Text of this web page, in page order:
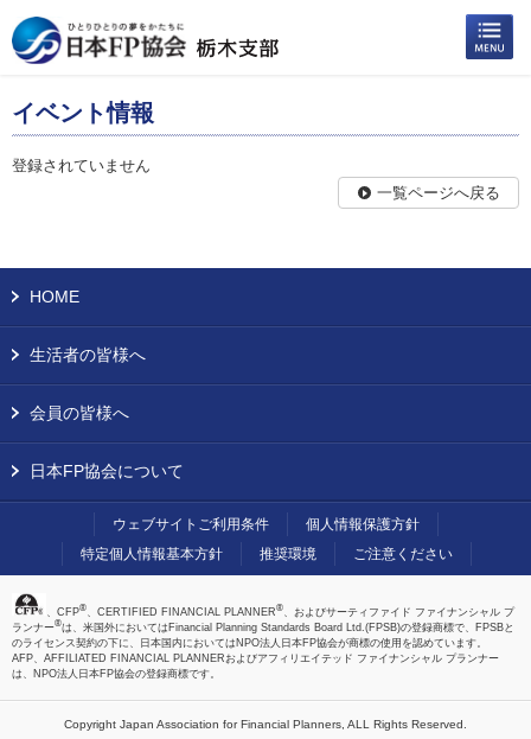
イベント情報
登録されていません
一覧ページへ戻る
HOME
生活者の皆様へ
会員の皆様へ
日本FP協会について
ウェブサイトご利用条件
個人情報保護方針
特定個人情報基本方針
推奨環境 ご注意ください
、CFP®、CERTIFIED FINANCIAL PLANNER®、およびサーティファイド ファイナンシャル プ
ランナー®は、米国外においてはFinancial Planning Standards Board Ltd.(FPSB)の登録商標で、FPSBと
のライセンス契約の下に、日本国内においてはNPO法人日本FP協会が商標の使用を認めています。
AFP、AFFILIATED FINANCIAL PLANNERおよびアフィリエイテッド ファイナンシャル プランナー
は、NPO法人日本FP協会の登録商標です。
Copyright Japan Association for Financial Planners, ALL Rights Reserved.